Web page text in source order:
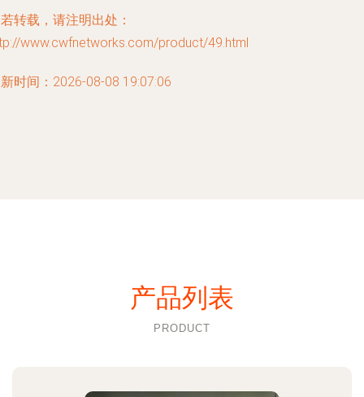
转载，请注明出处：
www.cwfnetworks.com/product/49.html
时间：2026-08-08 19:07:06
产品列表
PRODUCT